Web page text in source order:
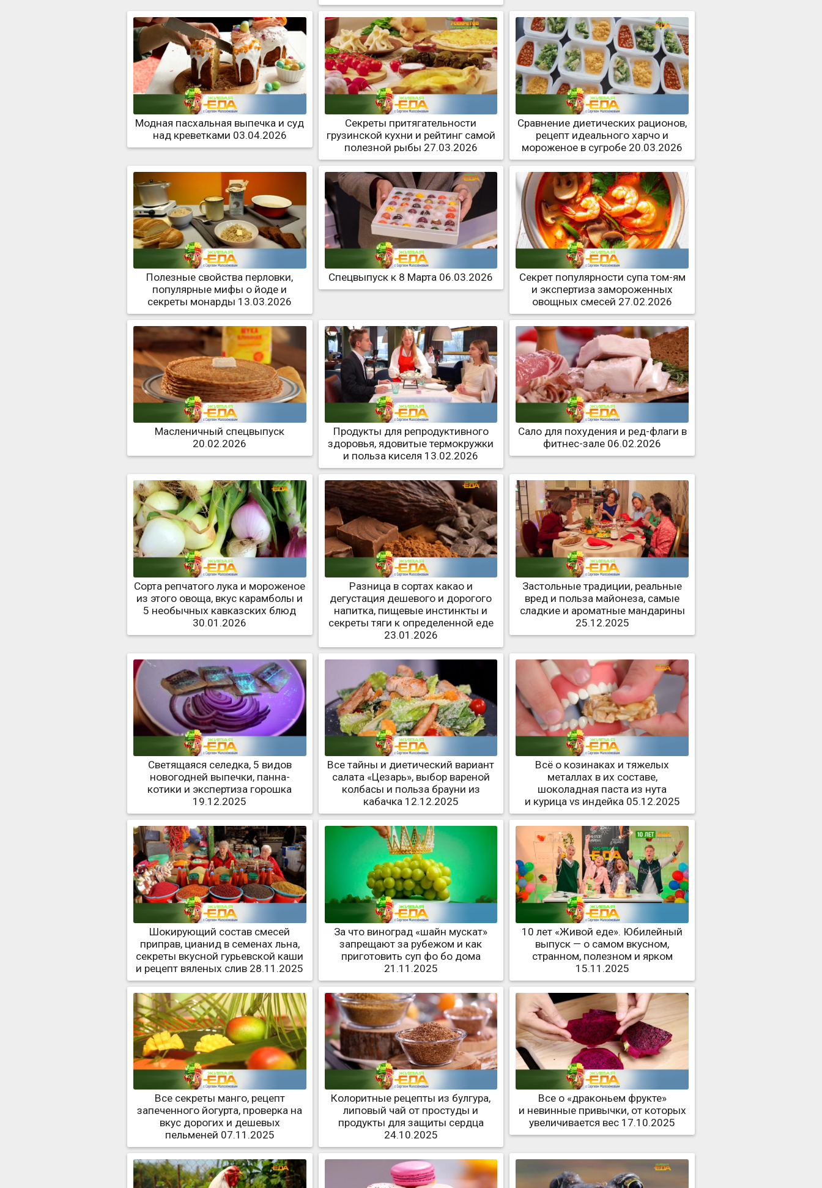
Модная пасхальная выпечка и суд
над креветками 03.04.2026
Секреты притягательности
грузинской кухни и рейтинг самой
полезной рыбы 27.03.2026
Сравнение диетических рационов,
рецепт идеального харчо и
мороженое в сугробе 20.03.2026
Полезные свойства перловки,
популярные мифы о йоде и
секреты монарды 13.03.2026
Спецвыпуск к 8 Марта 06.03.2026
Секрет популярности супа том-ям
и экспертиза замороженных
овощных смесей 27.02.2026
Масленичный спецвыпуск
20.02.2026
Продукты для репродуктивного
здоровья, ядовитые термокружки
и польза киселя 13.02.2026
Сало для похудения и ред-флаги в
фитнес-зале 06.02.2026
Сорта репчатого лука и мороженое
из этого овоща, вкус карамболы и
5 необычных кавказских блюд
30.01.2026
Разница в сортах какао и
дегустация дешевого и дорогого
напитка, пищевые инстинкты и
секреты тяги к определенной еде
23.01.2026
Застольные традиции, реальные
вред и польза майонеза, самые
сладкие и ароматные мандарины
25.12.2025
Светящаяся селедка, 5 видов
новогодней выпечки, панна-
котики и экспертиза горошка
19.12.2025
Все тайны и диетический вариант
салата «Цезарь», выбор вареной
колбасы и польза брауни из
кабачка 12.12.2025
Всё о козинаках и тяжелых
металлах в их составе,
шоколадная паста из нута
и курица vs индейка 05.12.2025
Шокирующий состав смесей
приправ, цианид в семенах льна,
секреты вкусной гурьевской каши
и рецепт вяленых слив 28.11.2025
За что виноград «шайн мускат»
запрещают за рубежом и как
приготовить суп фо бо дома
21.11.2025
10 лет «Живой еде». Юбилейный
выпуск — о самом вкусном,
странном, полезном и ярком
15.11.2025
Все секреты манго, рецепт
запеченного йогурта, проверка на
вкус дорогих и дешевых
пельменей 07.11.2025
Колоритные рецепты из булгура,
липовый чай от простуды и
продукты для защиты сердца
24.10.2025
Все о «драконьем фрукте»
и невинные привычки, от которых
увеличивается вес 17.10.2025